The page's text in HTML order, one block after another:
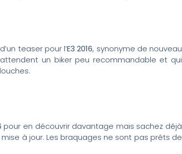
teaser pour l’E3 2016, synonyme de nouveau
un biker peu recommandable et qui
pour en découvrir davantage mais sachez déjà
à jour. Les braquages ne sont pas prêts de